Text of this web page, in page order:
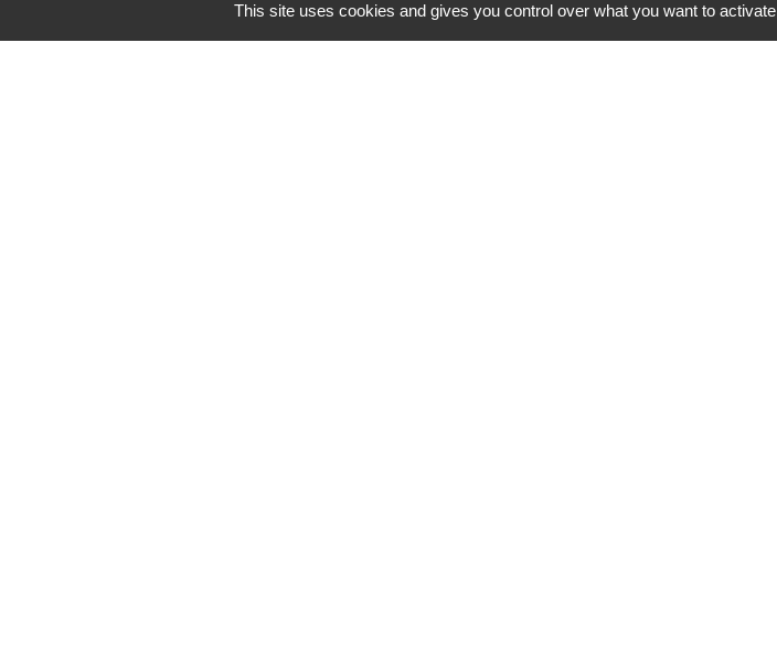
Faut-il protéger le nom d'une association ?
This site uses cookies and gives you control over what you want to activate